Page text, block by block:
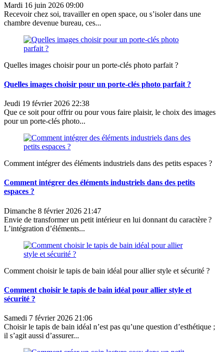
Mardi 16 juin 2026 09:00
Recevoir chez soi, travailler en open space, ou s’isoler dans une
chambre devenue bureau, ces...
Quelles images choisir pour un porte-clés photo parfait ?
Quelles images choisir pour un porte-clés photo parfait ?
Jeudi 19 février 2026 22:38
Que ce soit pour offrir ou pour vous faire plaisir, le choix des images
pour un porte-clés photo...
Comment intégrer des éléments industriels dans des petits espaces ?
Comment intégrer des éléments industriels dans des petits
espaces ?
Dimanche 8 février 2026 21:47
Envie de transformer un petit intérieur en lui donnant du caractère ?
L’intégration d’éléments...
Comment choisir le tapis de bain idéal pour allier style et sécurité ?
Comment choisir le tapis de bain idéal pour allier style et
sécurité ?
Samedi 7 février 2026 21:06
Choisir le tapis de bain idéal n’est pas qu’une question d’esthétique ;
il s’agit aussi d’assurer...